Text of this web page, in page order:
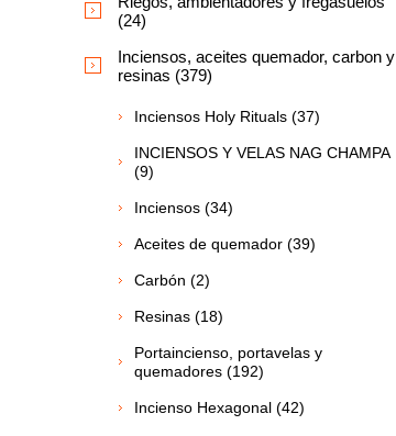
(24)
Inciensos, aceites quemador, carbon y
resinas (379)
Inciensos Holy Rituals (37)
INCIENSOS Y VELAS NAG CHAMPA
(9)
Inciensos (34)
Aceites de quemador (39)
Carbón (2)
Resinas (18)
Portaincienso, portavelas y
quemadores (192)
Incienso Hexagonal (42)